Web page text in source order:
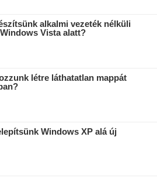
alkalmi vezeték nélküli
Vista alatt?
létre láthatatlan mappát
Windows XP alá új